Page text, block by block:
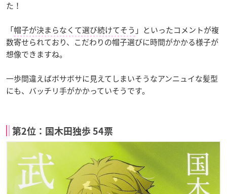
た！
「帽子が決まらなくて選び続けてそう 」といったコメントが複
数寄せられており、こだわりの帽子選びに時間がかかる様子が
想像できますね。
一歩間違えばボサボサに見えてしまいそうなアンニュイな髪型
にも、バッチリ手がかかっていそうです。
第2位：国木田独歩 54票